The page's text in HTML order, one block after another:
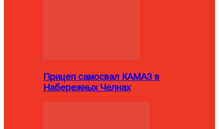
Прицеп самосвал КАМАЗ в
Набережных Челнах